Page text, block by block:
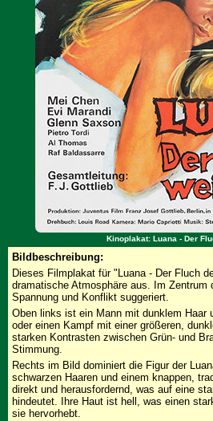
Kinoplakat: Luana - Der
Bildbeschreibung:
Dieses Filmplakat für "Luana - Der Fluch
dramatische Atmosphäre aus. Im
Spannung und Konflikt suggeriert.
Oben links ist ein Mann mit dunklem
oder einen Kampf mit einer größeren,
starken Kontrasten zwischen Grün- und
Stimmung.
Rechts im Bild dominiert die Figur der
schwarzen Haaren und einem knappen,
direkt und herausfordernd, was auf eine
hindeutet. Ihre Haut ist hell, was einen
sie hervorhebt.